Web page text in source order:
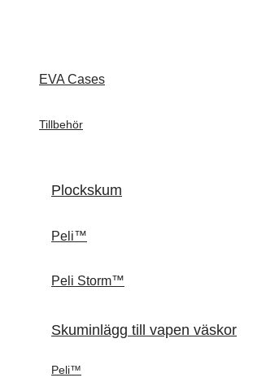
EVA Cases
Tillbehör
Plockskum
Peli™
Peli Storm™
Skuminlägg till vapen väskor
Peli™